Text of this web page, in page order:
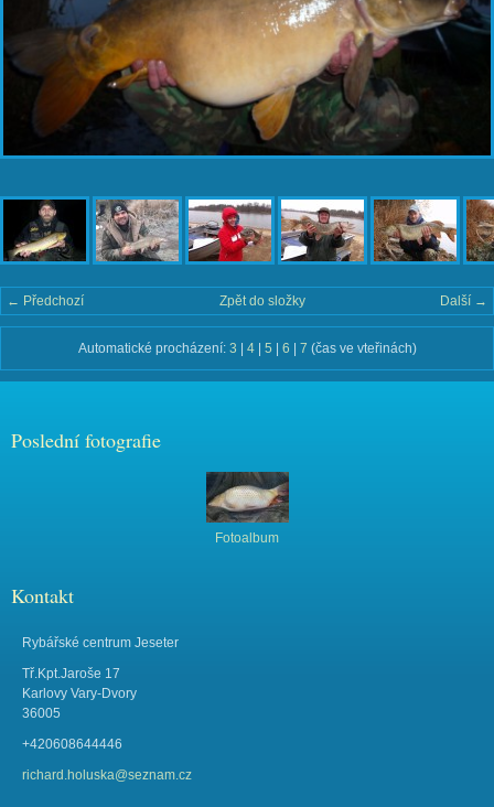
← Předchozí Další →
Zpět do složky
Automatické procházení: 3 | 4| 5 | 6 | 7 (čas ve vteřinách)
Poslední fotografie
Fotoalbum
Kontakt
Rybářské centrum Jeseter
Tř.Kpt.Jaroše 17
Karlovy Vary-Dvory
36005
+420608644446
richard.holuska@seznam.cz